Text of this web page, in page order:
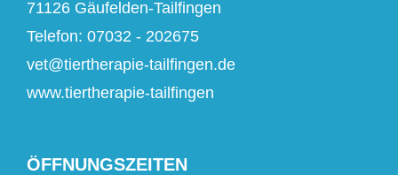
71126 Gäufelden-Tailfingen
Telefon: 07032 - 202675
vet@tiertherapie-tailfingen.de
www.tiertherapie-tailfingen
ÖFFNUNGSZEITEN